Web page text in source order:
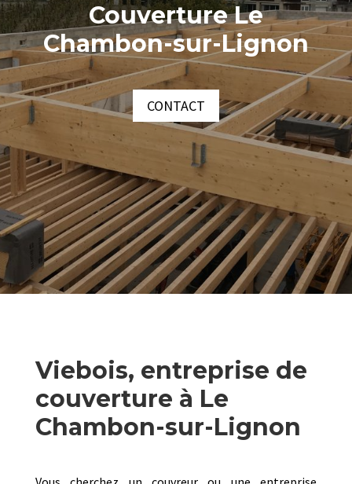
Couverture Le
Chambon-sur-Lignon
CONTACT
Viebois, entreprise de
couverture à Le
Chambon-sur-Lignon